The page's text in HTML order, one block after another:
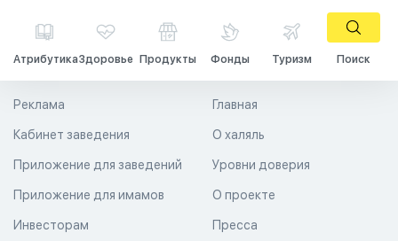
АтрибутикаЗдоровье Продукты Фонды Туризм Поиск
Главная
О халяль
Уровни доверия
Реклама
Кабинет заведения
Приложение для заведений
Приложение для имамов О проекте
Пресса
Инвесторам